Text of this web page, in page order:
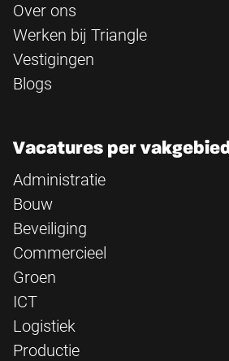
Over ons
Werken bij Triangle
Vestigingen
Blogs
Vacatures per vakgebied
Administratie
Bouw
Beveiliging
Commercieel
Groen
ICT
Logistiek
Productie